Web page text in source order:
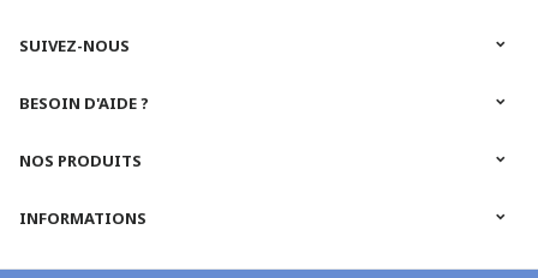
SUIVEZ-NOUS
BESOIN D'AIDE ?
NOS PRODUITS
INFORMATIONS